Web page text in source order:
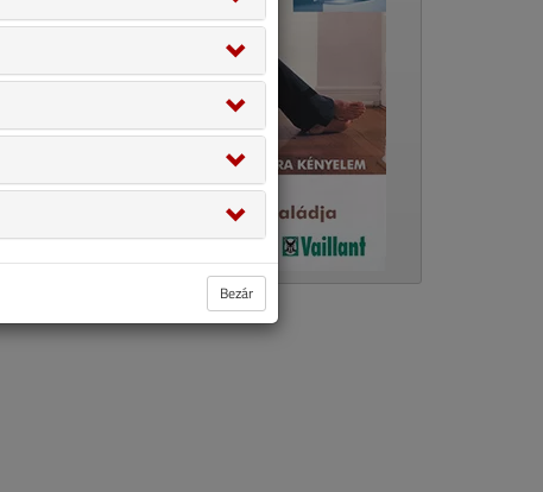
Bezár